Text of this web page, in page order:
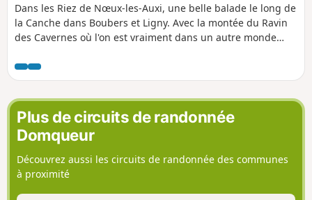
Dans les Riez de Nœux-les-Auxi, une belle balade le long de
la Canche dans Boubers et Ligny. Avec la montée du Ravin
des Cavernes où l'on est vraiment dans un autre monde
devenant très difficile en période humide dans le riez et le
ravin.
Plus de circuits de randonnée
Domqueur
Découvrez aussi les circuits de randonnée des communes
à proximité